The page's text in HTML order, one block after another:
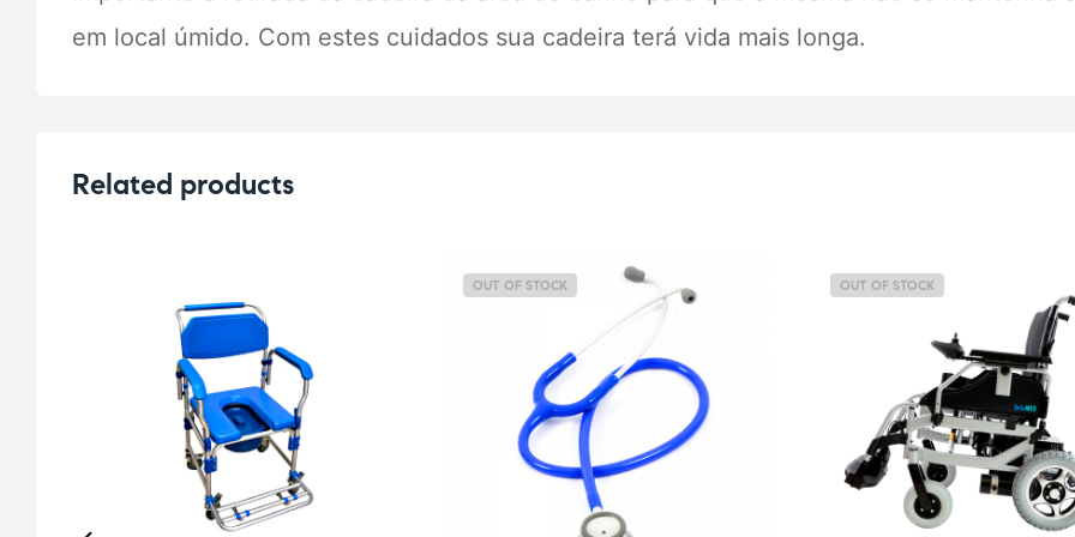
em local úmido. Com estes cuidados sua cadeira terá vida mais longa.
Related products
OUT OF STOCK OUT OF STOCK